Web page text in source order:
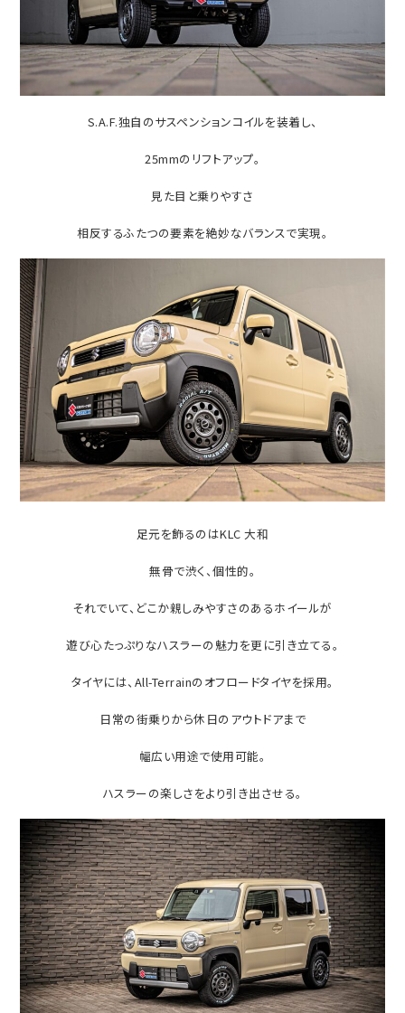
S.A.F.独自のサスペンションコイルを装着し、
25mmのリフトアップ。
見た目と乗りやすさ
相反するふたつの要素を絶妙なバランスで実現。
足元を飾るのはKLC 大和
無骨で渋く、個性的。
それでいて、どこか親しみやすさのあるホイールが
遊び心たっぷりなハスラーの魅力を更に引き立てる。
タイヤには、All-Terrainのオフロードタイヤを採用。
日常の街乗りから休日のアウトドアまで
幅広い用途で使用可能。
ハスラーの楽しさをより引き出させる。